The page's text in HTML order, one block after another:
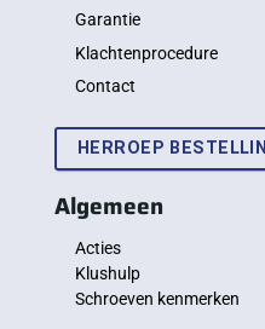
Garantie
Klachtenprocedure
Contact
HERROEP
Algemeen
Acties
Klushulp
Schroeven kenmerken